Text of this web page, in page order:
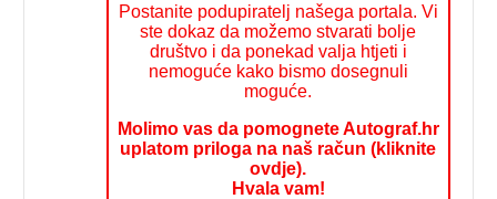
Postanite podupiratelj našega portala. Vi
ste dokaz da možemo stvarati bolje
društvo i da ponekad valja htjeti i
nemoguće kako bismo dosegnuli
moguće.
Molimo vas da pomognete Autograf.hr
uplatom priloga na naš račun (kliknite
ovdje).
Hvala vam!